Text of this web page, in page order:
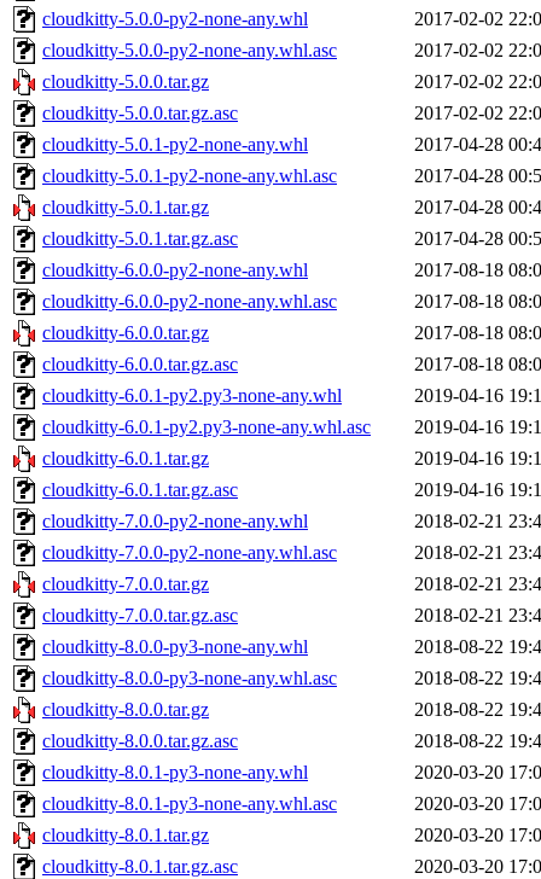
cloudkitty-5.0.0-py2-none-any.whl
2017-02-02
cloudkitty-5.0.0-py2-none-any.whl.asc
2017-02-02
cloudkitty-5.0.0.tar.gz
2017-02-02
cloudkitty-5.0.0.tar.gz.asc
2017-02-02
cloudkitty-5.0.1-py2-none-any.whl
2017-04-28
cloudkitty-5.0.1-py2-none-any.whl.asc
2017-04-28
cloudkitty-5.0.1.tar.gz
2017-04-28
cloudkitty-5.0.1.tar.gz.asc
2017-04-28
cloudkitty-6.0.0-py2-none-any.whl
2017-08-18
cloudkitty-6.0.0-py2-none-any.whl.asc
2017-08-18
cloudkitty-6.0.0.tar.gz
2017-08-18
cloudkitty-6.0.0.tar.gz.asc
2017-08-18
cloudkitty-6.0.1-py2.py3-none-any.whl
2019-04-16
cloudkitty-6.0.1-py2.py3-none-any.whl.asc
2019-04-16
cloudkitty-6.0.1.tar.gz
2019-04-16
cloudkitty-6.0.1.tar.gz.asc
2019-04-16
cloudkitty-7.0.0-py2-none-any.whl
2018-02-21
cloudkitty-7.0.0-py2-none-any.whl.asc
2018-02-21
cloudkitty-7.0.0.tar.gz
2018-02-21
cloudkitty-7.0.0.tar.gz.asc
2018-02-21
cloudkitty-8.0.0-py3-none-any.whl
2018-08-22
cloudkitty-8.0.0-py3-none-any.whl.asc
2018-08-22
cloudkitty-8.0.0.tar.gz
2018-08-22
cloudkitty-8.0.0.tar.gz.asc
2018-08-22
cloudkitty-8.0.1-py3-none-any.whl
2020-03-20
cloudkitty-8.0.1-py3-none-any.whl.asc
2020-03-20
cloudkitty-8.0.1.tar.gz
2020-03-20
cloudkitty-8.0.1.tar.gz.asc
2020-03-20